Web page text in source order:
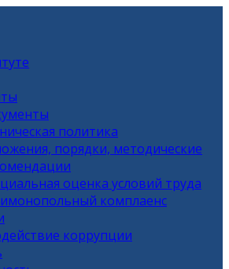
политика
порядки, методические
оценка условий труда
комплаенс
коррупции